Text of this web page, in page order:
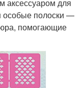
аксессуаром для
особые полоски —
помогающие